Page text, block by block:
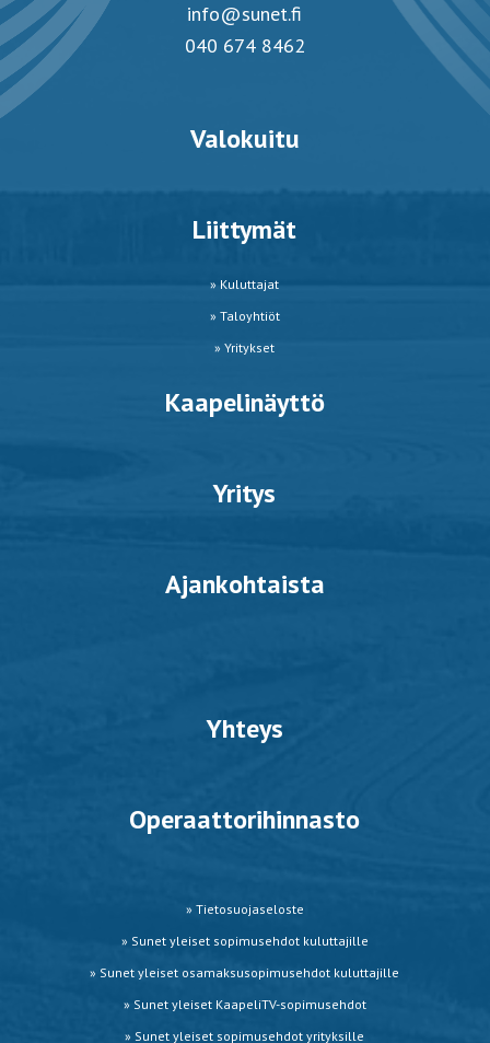
info@sunet.fi
040 674 8462
Valokuitu
Liittymät
» Kuluttajat
» Taloyhtiöt
» Yritykset
Kaapelinäyttö
Yritys
Ajankohtaista
Yhteys
Operaattorihinnasto
» Tietosuojaseloste
» Sunet yleiset sopimusehdot kuluttajille
» Sunet yleiset osamaksusopimusehdot kuluttajille
» Sunet yleiset KaapeliTV-sopimusehdot
» Sunet yleiset sopimusehdot yrityksille